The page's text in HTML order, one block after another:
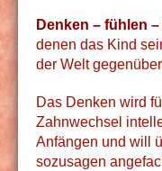
Denken – fühlen
denen das Kind
der Welt
Das Denken wird
Zahnwechsel
Anfängen und will
sozusagen